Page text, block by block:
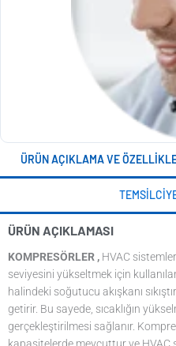
ÜRÜN AÇIKLAMA VE
ÜRÜN AÇIKLAMASI
KOMPRESÖRLER , HVAC
seviyesini yükseltmek için
halindeki soğutucu akışkanı
getirir. Bu sayede, sıcaklığın
gerçekleştirilmesi sağlanır.